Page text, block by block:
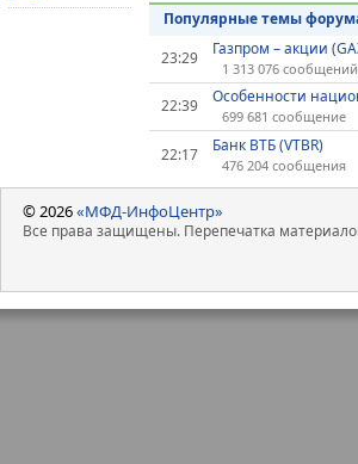
Популярные темы
23:29
Газпром – акции
1 313 076 сообщений
22:39 Особенности
699 681 сообщение
22:17 Банк ВТБ (VTBR)
476 204 сообщения
© 2026«МФД-ИнфоЦентр»
Все права защищены. Перепечатка